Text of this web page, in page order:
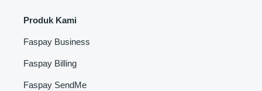
Produk Kami
Faspay Business
Faspay Billing
Faspay SendMe